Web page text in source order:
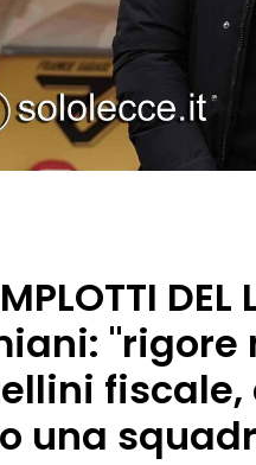
"rigore
una